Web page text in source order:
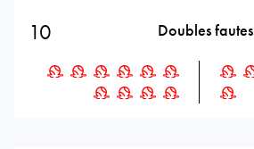
10 Doubles fautes